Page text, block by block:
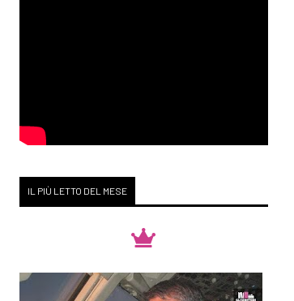
IL PIÙ LETTO DEL MESE